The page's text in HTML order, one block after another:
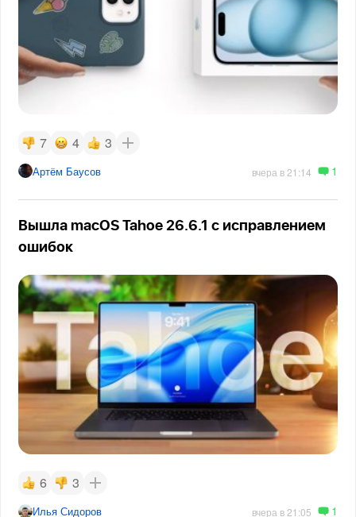
7 4 3
Артём Баусов вчера в 21:14 1
Вышла macOS Tahoe 26.6.1 с исправлением
ошибок
6 3
Илья Сидоров вчера в 21:05 1